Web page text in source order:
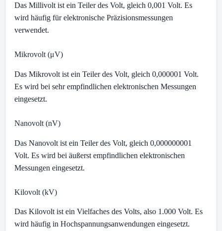
Das Millivolt ist ein Teiler des Volt, gleich 0,001 Volt. Es
wird häufig für elektronische Präzisionsmessungen
verwendet.
Mikrovolt (μV)
Das Mikrovolt ist ein Teiler des Volt, gleich 0,000001 Volt.
Es wird bei sehr empfindlichen elektronischen Messungen
eingesetzt.
Nanovolt (nV)
Das Nanovolt ist ein Teiler des Volt, gleich 0,000000001
Volt. Es wird bei äußerst empfindlichen elektronischen
Messungen eingesetzt.
Kilovolt (kV)
Das Kilovolt ist ein Vielfaches des Volts, also 1.000 Volt. Es
wird häufig in Hochspannungsanwendungen eingesetzt.